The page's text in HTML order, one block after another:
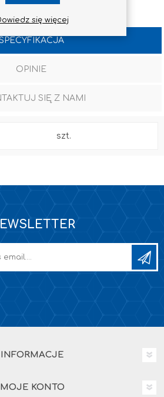
OPINIE
SIĘ Z NAMI
szt.
INFORMACJE
MOJE KONTO
się więcej